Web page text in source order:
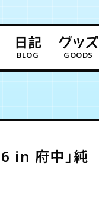
日記
BLOG
グッズ
GOODS
in 府中」純